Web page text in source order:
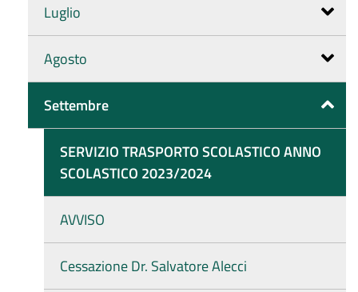
Luglio
Agosto
Settembre
SERVIZIO TRASPORTO SCOLASTICO ANNO
SCOLASTICO 2023/2024
AVVISO
Cessazione Dr. Salvatore Alecci